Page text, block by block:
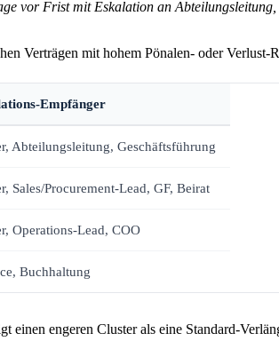
vor Frist mit Eskalation an
Verträgen mit hohem Pönalen- oder Verlust-
Empfänger
Abteilungsleitung, Geschäftsführung
Sales/Procurement-Lead, GF, Beirat
Operations-Lead, COO
Buchhaltung
engeren Cluster als eine Standard-